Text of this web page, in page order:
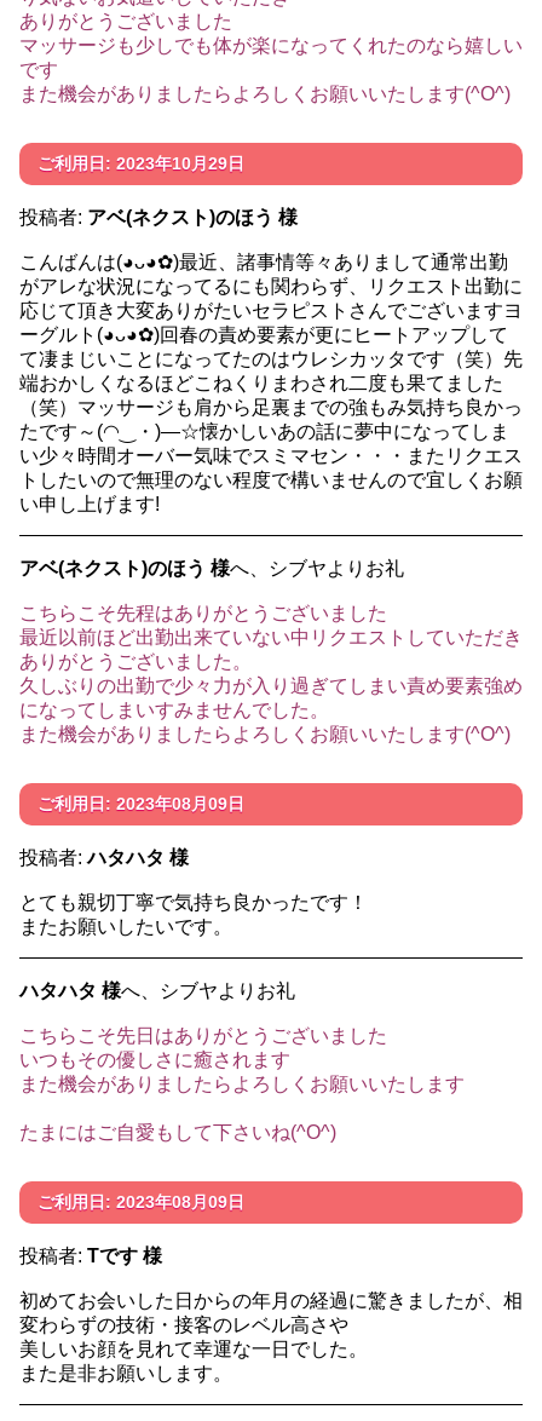
ありがとうございました
マッサージも少しでも体が楽になってくれたのなら嬉しい
です
また機会がありましたらよろしくお願いいたします(^O^)
ご利用日: 2023年10月29日
投稿者: アベ(ネクスト)のほう 様
こんばんは(⁠◕⁠ᴗ⁠◕⁠✿⁠)最近、諸事情等々ありまして通常出勤
がアレな状況になってるにも関わらず、リクエスト出勤に
応じて頂き大変ありがたいセラピストさんでございますヨ
ーグルト(⁠◕⁠ᴗ⁠◕⁠✿⁠)回春の責め要素が更にヒートアップして
て凄まじいことになってたのはウレシカッタです（笑）先
端おかしくなるほどこねくりまわされ二度も果てました
（笑）マッサージも肩から足裏までの強もみ気持ち良かっ
たです～(⁠◠⁠‿⁠・⁠)⁠—⁠☆懐かしいあの話に夢中になってしま
い少々時間オーバー気味でスミマセン・・・またリクエス
トしたいので無理のない程度で構いませんので宜しくお願
い申し上げます!
アベ(ネクスト)のほう 様へ、シブヤよりお礼
こちらこそ先程はありがとうございました
最近以前ほど出勤出来ていない中リクエストしていただき
ありがとうございました。
久しぶりの出勤で少々力が入り過ぎてしまい責め要素強め
になってしまいすみませんでした。
また機会がありましたらよろしくお願いいたします(^O^)
ご利用日: 2023年08月09日
投稿者:ハタハタ 様
とても親切丁寧で気持ち良かったです！
またお願いしたいです。
ハタハタ 様へ、シブヤよりお礼
こちらこそ先日はありがとうございました
いつもその優しさに癒されます
また機会がありましたらよろしくお願いいたします
たまにはご自愛もして下さいね(^O^)
ご利用日: 2023年08月09日
投稿者: Tです 様
初めてお会いした日からの年月の経過に驚きましたが、相
変わらずの技術・接客のレベル高さや
美しいお顔を見れて幸運な一日でした。
また是非お願いします。